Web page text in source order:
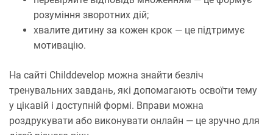
розуміння зворотних дій;
хвалите дитину за кожен крок — це підтримує
мотивацію.
На сайті Childdevelop можна знайти безліч
тренувальних завдань, які допомагають освоїти тему
у цікавій і доступній формі. Вправи можна
роздрукувати або виконувати онлайн — це зручно для